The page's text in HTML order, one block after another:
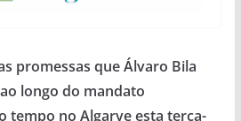
promessas que Álvaro Bila
longo do mandato
tempo no Algarve esta terça-